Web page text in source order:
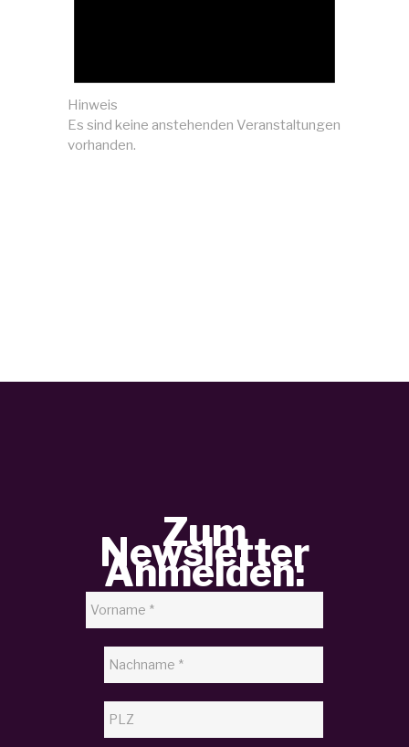
Hinweis
Es sind keine anstehenden Veranstaltungen
vorhanden.
Zum
Newsletter
Anmelden: